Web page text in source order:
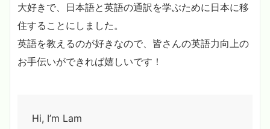
大好きで、日本語と英語の通訳を学ぶために日本に移
住することにしました。
英語を教えるのが好きなので、皆さんの英語力向上の
お手伝いができれば嬉しいです！
Hi, I’m Lam